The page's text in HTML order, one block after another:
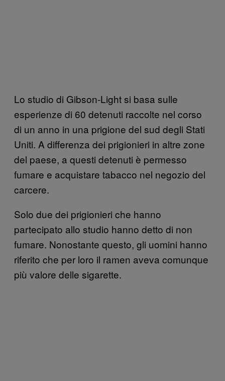
Lo studio di Gibson-Light si basa sulle
esperienze di 60 detenuti raccolte nel corso
di un anno in una prigione del sud degli Stati
Uniti. A differenza dei prigionieri in altre zone
del paese, a questi detenuti è permesso
fumare e acquistare tabacco nel negozio del
carcere.
Solo due dei prigionieri che hanno
partecipato allo studio hanno detto di non
fumare. Nonostante questo, gli uomini hanno
riferito che per loro il ramen aveva comunque
più valore delle sigarette.